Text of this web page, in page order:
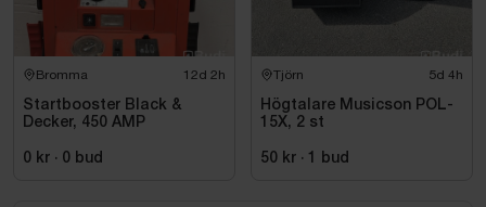
Bromma 12d 2h
Startbooster Black &
Decker, 450 AMP
0 kr · 0 bud
Tjörn 5d 4h
Högtalare Musicson POL-
15X, 2 st
50 kr · 1 bud